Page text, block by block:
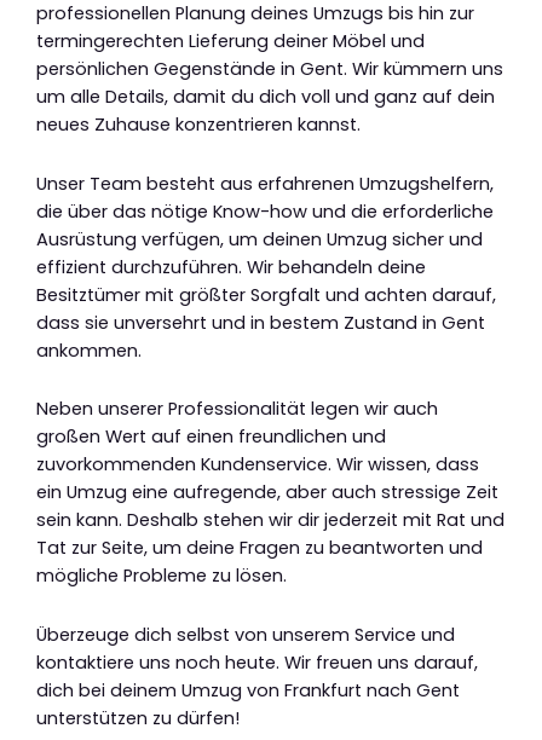
professionellen Planung deines Umzugs bis hin zur
termingerechten Lieferung deiner Möbel und
persönlichen Gegenstände in Gent. Wir kümmern uns
um alle Details, damit du dich voll und ganz auf dein
neues Zuhause konzentrieren kannst.
Unser Team besteht aus erfahrenen Umzugshelfern,
die über das nötige Know-how und die erforderliche
Ausrüstung verfügen, um deinen Umzug sicher und
effizient durchzuführen. Wir behandeln deine
Besitztümer mit größter Sorgfalt und achten darauf,
dass sie unversehrt und in bestem Zustand in Gent
ankommen.
Neben unserer Professionalität legen wir auch
großen Wert auf einen freundlichen und
zuvorkommenden Kundenservice. Wir wissen, dass
ein Umzug eine aufregende, aber auch stressige Zeit
sein kann. Deshalb stehen wir dir jederzeit mit Rat und
Tat zur Seite, um deine Fragen zu beantworten und
mögliche Probleme zu lösen.
Überzeuge dich selbst von unserem Service und
kontaktiere uns noch heute. Wir freuen uns darauf,
dich bei deinem Umzug von Frankfurt nach Gent
unterstützen zu dürfen!